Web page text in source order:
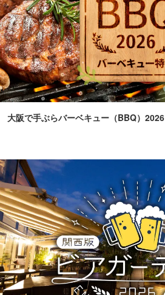
大阪で手ぶらバーベキュー（BBQ）2026